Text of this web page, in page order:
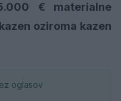
€ materialne
oziroma kazen
oglasov